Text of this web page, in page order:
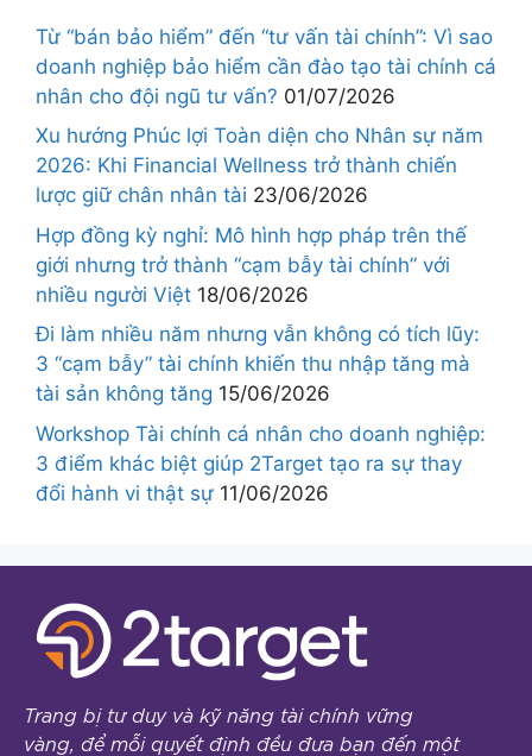
Từ “bán bảo hiểm” đến “tư vấn tài chính”: Vì sao
doanh nghiệp bảo hiểm cần đào tạo tài chính cá
nhân cho đội ngũ tư vấn? 01/07/2026
Xu hướng Phúc lợi Toàn diện cho Nhân sự năm
2026: Khi Financial Wellness trở thành chiến
lược giữ chân nhân tài 23/06/2026
Hợp đồng kỳ nghỉ: Mô hình hợp pháp trên thế
giới nhưng trở thành “cạm bẫy tài chính” với
nhiều người Việt 18/06/2026
Đi làm nhiều năm nhưng vẫn không có tích lũy:
3 “cạm bẫy” tài chính khiến thu nhập tăng mà
tài sản không tăng 15/06/2026
Workshop Tài chính cá nhân cho doanh nghiệp:
3 điểm khác biệt giúp 2Target tạo ra sự thay
đổi hành vi thật sự 11/06/2026
Trang bị tư duy và kỹ năng tài chính vững
vàng, để mỗi quyết định đều đưa bạn đến một